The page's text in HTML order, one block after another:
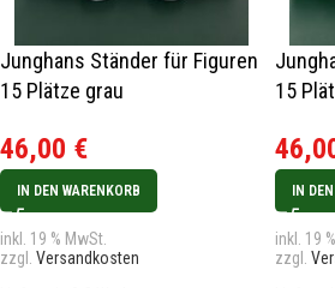
Junghans Ständer für Figuren
15 Plätze grau
46,00 €
IN DEN WARENKORB
inkl. 19 % MwSt.
zzgl. Versandkosten
15
IN
inkl. 19
zzgl.